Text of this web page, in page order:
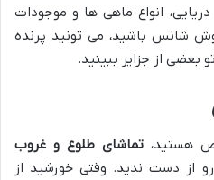
دریایی، انواع ماهی ها و موجودات
شانس باشید، می تونید پرنده
بعضی از جزایر ببینید.
هستید،تماشای طلوع و غروب
از دست ندید. وقتی خورشید از